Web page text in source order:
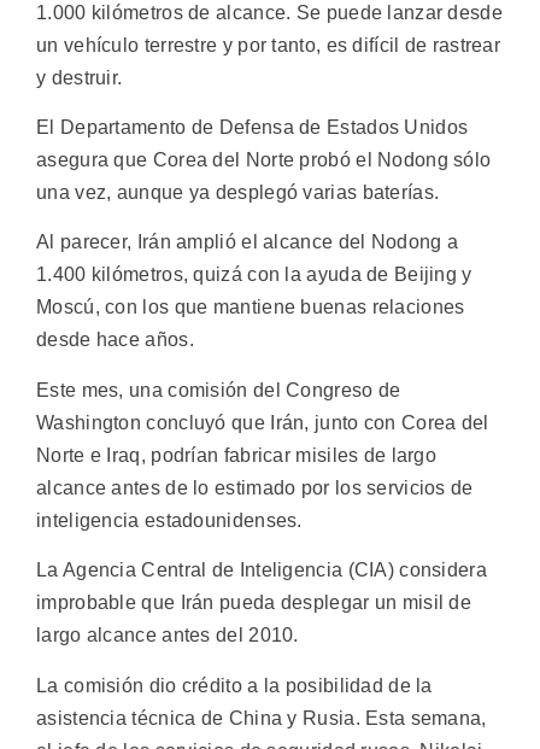
1.000 kilómetros de alcance. Se puede lanzar desde
un vehículo terrestre y por tanto, es difícil de rastrear
y destruir.
El Departamento de Defensa de Estados Unidos
asegura que Corea del Norte probó el Nodong sólo
una vez, aunque ya desplegó varias baterías.
Al parecer, Irán amplió el alcance del Nodong a
1.400 kilómetros, quizá con la ayuda de Beijing y
Moscú, con los que mantiene buenas relaciones
desde hace años.
Este mes, una comisión del Congreso de
Washington concluyó que Irán, junto con Corea del
Norte e Iraq, podrían fabricar misiles de largo
alcance antes de lo estimado por los servicios de
inteligencia estadounidenses.
La Agencia Central de Inteligencia (CIA) considera
improbable que Irán pueda desplegar un misil de
largo alcance antes del 2010.
La comisión dio crédito a la posibilidad de la
asistencia técnica de China y Rusia. Esta semana,